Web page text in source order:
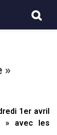
»
1er avril
» avec les